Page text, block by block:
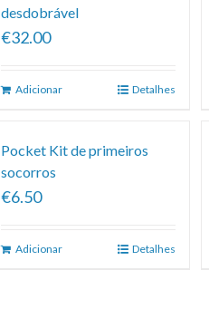
desdobrável
€32.00
Adicionar Detalhes
Pocket Kit de primeiros
socorros
€6.50
Adicionar Detalhes